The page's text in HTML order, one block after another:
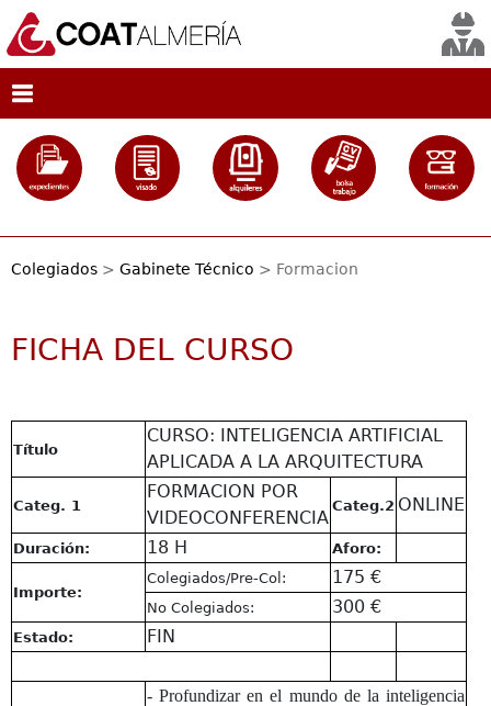
Colegiados > Gabinete Técnico > Formacion
FICHA DEL CURSO
Título
CURSO: INTELIGENCIA ARTIFICIAL
APLICADA A LA ARQUITECTURA
Categ. 1
FORMACION POR
VIDEOCONFERENCIA
Categ.2 ONLINE
Duración: 18 H Aforo:
Importe:
Colegiados/Pre-Col: 175 €
No Colegiados: 300 €
Estado: FIN
- Profundizar en el mundo de la inteligencia